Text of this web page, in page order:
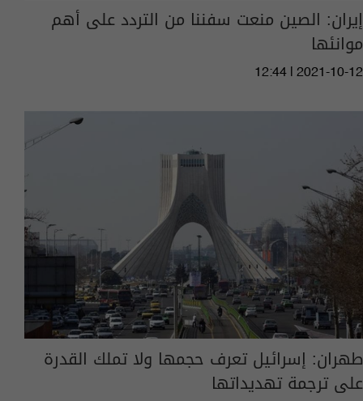
إيران: الصين منعت سفننا من التردد على أهم
موانئها
12:44 | 2021-10-12
طهران: إسرائيل تعرف حجمها ولا تملك القدرة
على ترجمة تهديداتها